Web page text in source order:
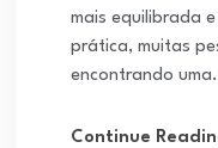
mais equilibrada
prática, muitas
encontrando
Continue